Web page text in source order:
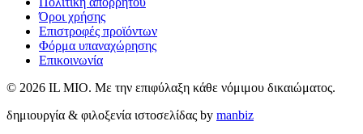
Όροι χρήσης
Επιστροφές προϊόντων
Φόρμα υπαναχώρησης
Επικοινωνία
© 2026 IL MIO. Με την επιφύλαξη κάθε νόμιμου δικαιώματος.
δημιουργία & φιλοξενία ιστοσελίδας by manbiz